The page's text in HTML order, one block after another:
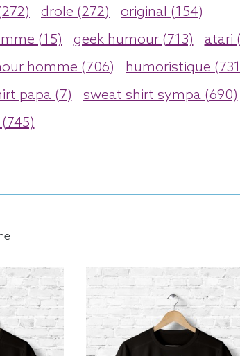
drole (272)
original (154)
(15) geek humour (713)
atari
homme (706)
humoristique
papa (7)
sweat shirt sympa (690)